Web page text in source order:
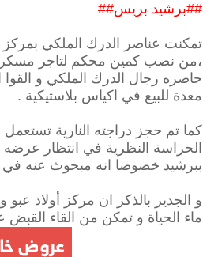
##برشيد بريس##
،من نصب كمين محكم لتاجر مسكر
حاصره رجال الدرك الملكي و
معدة للبيع في اكياس بلاستيكية .
كما تم حجز دراجته النارية
الحراسة النظرية في انتظار عرضه
ببرشيد خصوصا انه مبحوث عنه في 4 مذكرات على الصعيد الوطني.
و الجدير بالذكر ان مركز أولاد
ماء الحياة و تمكن من القاء